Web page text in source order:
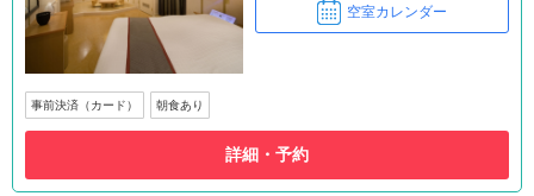
空室カレンダー
事前決済（カード） 朝食あり
詳細・予約